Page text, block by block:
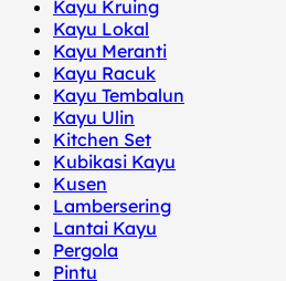
Kayu Kruing
Kayu Lokal
Kayu Meranti
Kayu Racuk
Kayu Tembalun
Kayu Ulin
Kitchen Set
Kubikasi Kayu
Kusen
Lambersering
Lantai Kayu
Pergola
Pintu